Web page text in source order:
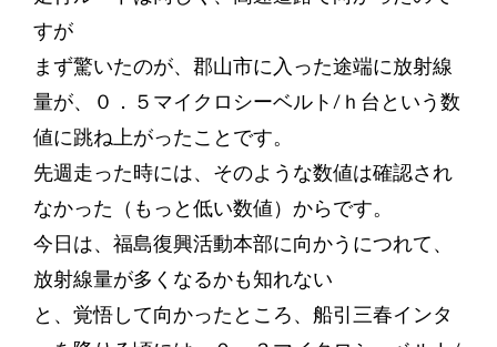
すが
まず驚いたのが、郡山市に入った途端に放射線
量が、０．５マイクロシーベルト/ｈ台という数
値に跳ね上がったことです。
先週走った時には、そのような数値は確認され
なかった（もっと低い数値）からです。
今日は、福島復興活動本部に向かうにつれて、
放射線量が多くなるかも知れない
と、覚悟して向かったところ、船引三春インタ